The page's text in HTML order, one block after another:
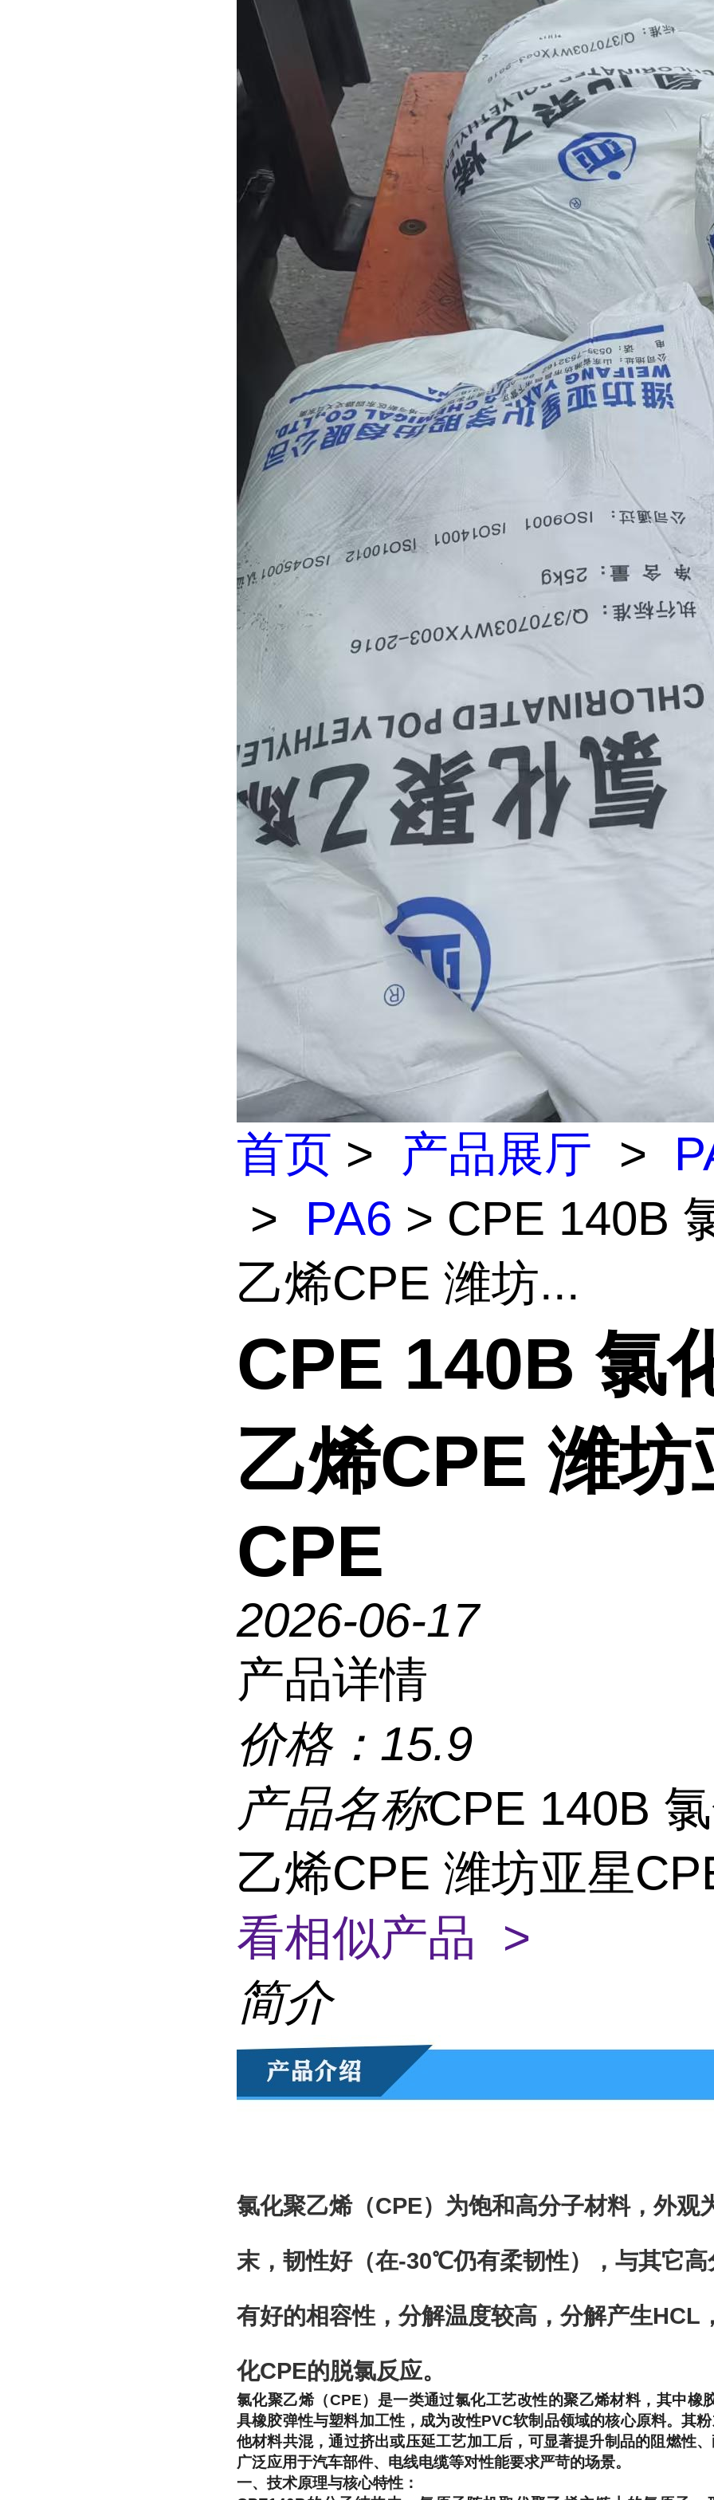
首页 > 产品展厅 >
>
PA6 > CPE 140B
乙烯CPE 潍坊...
CPE 140B 氯
乙烯CPE 潍坊
CPE
2026-06-17
产品详情
价格： 15.9
产品名称CPE 140B
乙烯CPE 潍坊亚星
看相似产品 >
简介
氯化聚乙烯（CPE）为饱和高分子材料，外观
末，韧性好（在-30℃仍有柔韧性），与其它高
有好的相容性，分解温度较高，分解产生HCL
化CPE的脱氯反应。
氯化聚乙烯（CPE）是一类通过氯化工艺改性的聚乙烯材料，其中橡
具橡胶弹性与塑料加工性，成为改性PVC软制品领域的核心原料。其
他材料共混，通过挤出或压延工艺加工后，可显著提升制品的阻燃性
广泛应用于汽车部件、电线电缆等对性能要求严苛的场景。
一、技术原理与核心特性：